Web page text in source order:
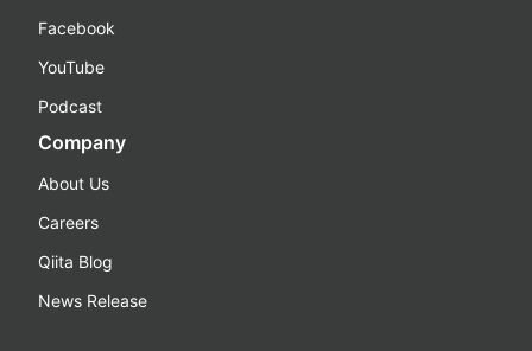
Facebook
YouTube
Podcast
Company
About Us
Careers
Qiita Blog
News Release